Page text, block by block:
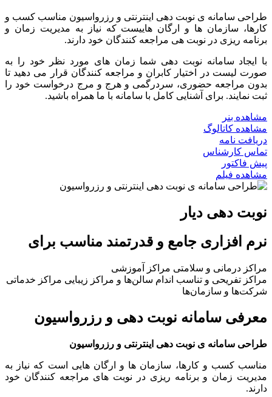
سامانه ی نوبت دهی اینترنتی و رزرواسیون مناسب کسب و
سازمان ها و ارگان هاییست که نیاز به مدیریت زمان و
ریزی در نوبت هی مراجعه کنندگان خود دارند.
سامانه نوبت دهی شما زمان های مورد نظر خود را به
لیست در اختیار کابران و مراجعه کنندگان قرار می دهید تا
مراجعه حضوری، سردرگمی و هرج و مرج درخواست خود را
برای آشنایی کامل با سامانه با ما همراه باشید.
بنر
کاتالوگ
نامه
کارشناس
فاکتور
فیلم
دهی دیار
افزاری جامع و قدرتمند مناسب برای
درمانی و سلامتیمراکز آموزشی
تفریحی و تناسب اندام سالن‌ها و مراکز زیباییمراکز خدماتی
و سازمان‌ها
سامانه نوبت دهی و رزرواسیون
سامانه ی نوبت دهی اینترنتی و رزرواسیون
کسب و کارها، سازمان ها و ارگان هایی است که نیاز به
زمان و برنامه ریزی در نوبت های مراجعه کنندگان خود